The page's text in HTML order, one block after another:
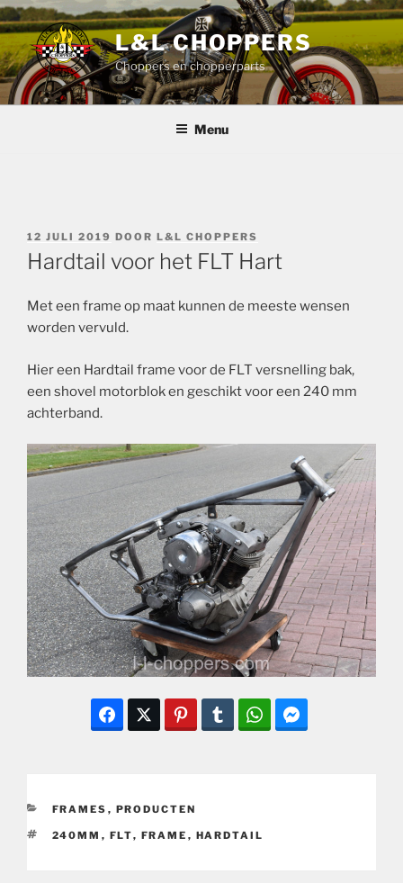
Ga
naar
de
inhoud
L&L CHOPPERS
Choppers en chopperparts
Menu
GEPLAATST
OP
12 JULI 2019 DOOR L&L CHOPPERS
Hardtail voor het FLT Hart
Met een frame op maat kunnen de meeste wensen
worden vervuld.
Hier een Hardtail frame voor de FLT versnelling bak,
een shovel motorblok en geschikt voor een 240 mm
achterband.
CATEGORIEËN
FRAMES , PRODUCTEN
TAGS
240MM , FLT, FRAME , HARDTAIL